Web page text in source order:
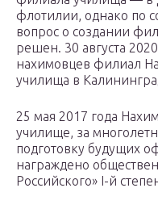
флотилии, однако по
вопрос о создании
решен. 30 августа
нахимовцев филиал
училища в
25 мая 2017 года
училище, за
подготовку будущих
награждено
Российского» I-й